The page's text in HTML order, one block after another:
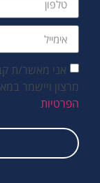
אני מאשר/ת
מרצון ויישמר
הפרטיות